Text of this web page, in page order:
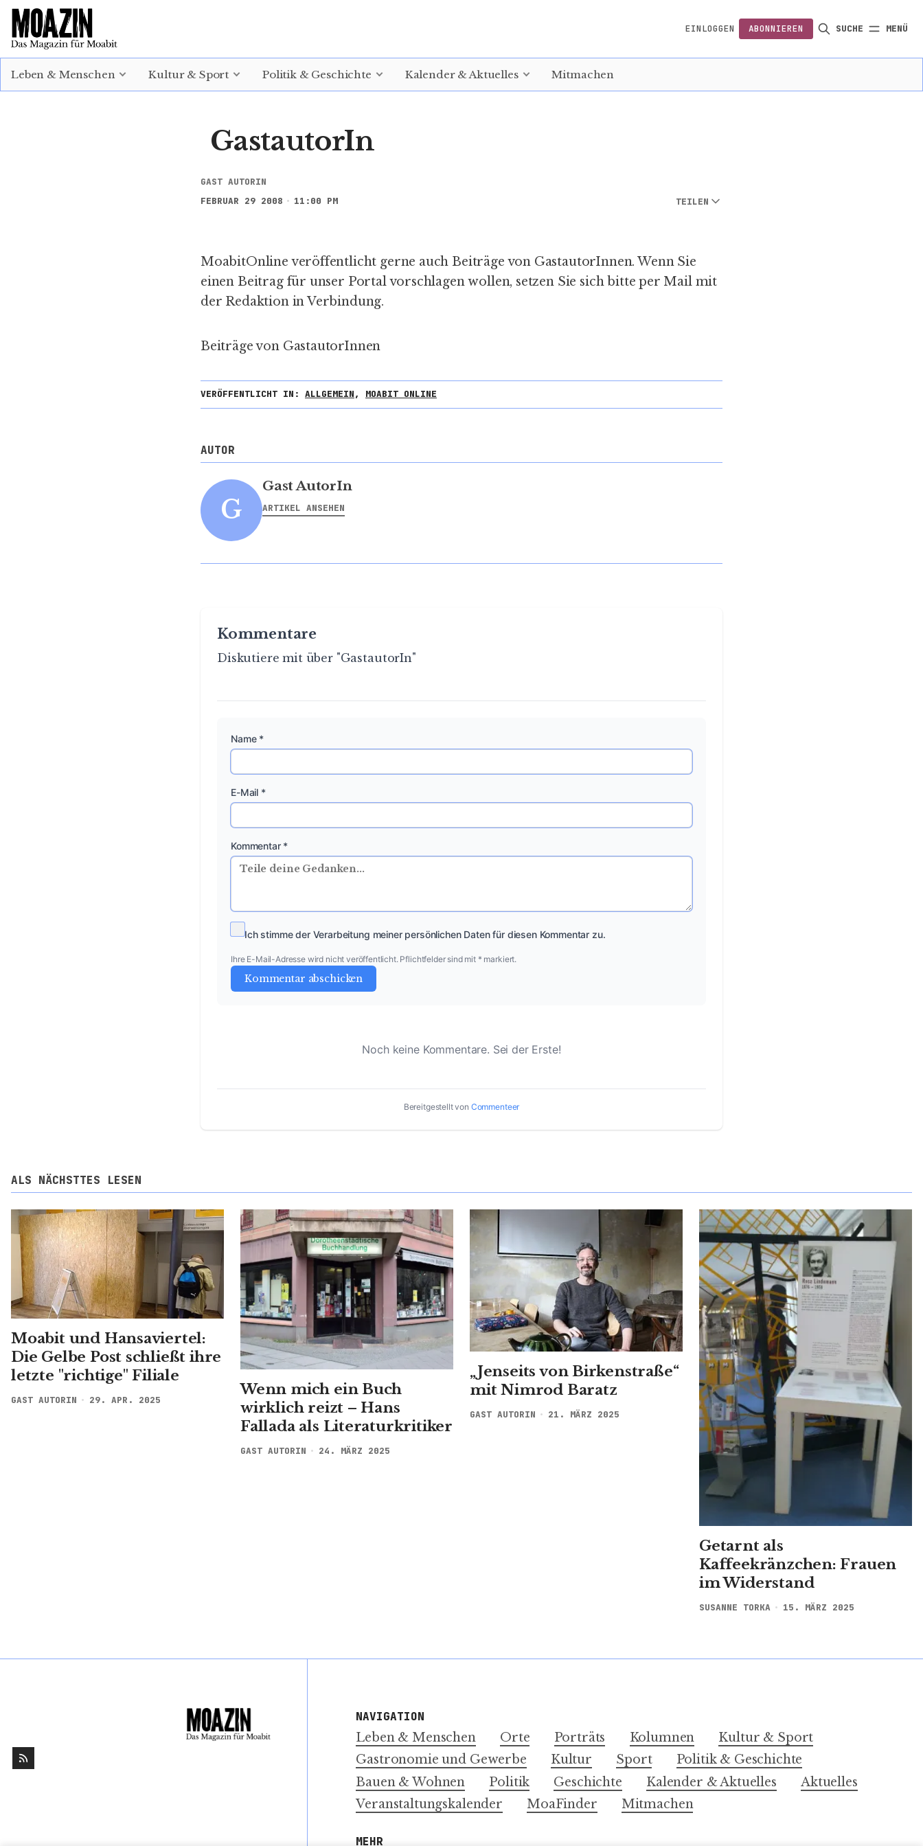
EINLOGGEN ABONNIEREN SUCHE MENÜ
Leben & Menschen Kultur & Sport Politik & Geschichte Kalender & Aktuelles Mitmachen
EINLOGGEN ABONNIEREN
GastautorIn
GAST AUTORIN
FEBRUAR 29 2008
11:00 PM TEILEN
MoabitOnline veröffentlicht gerne auch Beiträge von GastautorInnen. Wenn Sie
einen Beitrag für unser Portal vorschlagen wollen, setzen Sie sich bitte per Mailmit
der Redaktion in Verbindung.
Beiträge von GastautorInnen
VERÖFFENTLICHT IN: ALLGEMEIN, MOABIT ONLINE
AUTOR
G
Gast AutorIn
ARTIKEL ANSEHEN
Kommentare
Diskutiere mit über "GastautorIn"
Name *
E-Mail *
Kommentar *
Ich stimme der Verarbeitung meiner persönlichen Daten für diesen Kommentar zu.
Ihre E-Mail-Adresse wird nicht veröffentlicht. Pflichtfelder sind mit * markiert.
Kommentar abschicken
Noch keine Kommentare. Sei der Erste!
Bereitgestellt von Commenteer
ALS NÄCHSTTES LESEN
Moabit und Hansaviertel:
Die Gelbe Post schließt ihre
letzte "richtige" Filiale
GAST AUTORIN 29. APR. 2025
Wenn mich ein Buch
wirklich reizt – Hans
Fallada als Literaturkritiker
GAST AUTORIN 24. MÄRZ 2025
„Jenseits von Birkenstraße“
mit Nimrod Baratz
GAST AUTORIN 21. MÄRZ 2025
Getarnt als
Kaffeekränzchen: Frauen
im Widerstand
SUSANNE TORKA 15. MÄRZ 2025
NAVIGATION
Leben & Menschen Orte Porträts Kolumnen
Kultur & Sport
Gastronomie und Gewerbe
Kultur Sport
Politik & Geschichte
Bauen & Wohnen
Politik Geschichte Kalender & Aktuelles
Aktuelles
Veranstaltungskalender
MoaFinder Mitmachen
MEHR